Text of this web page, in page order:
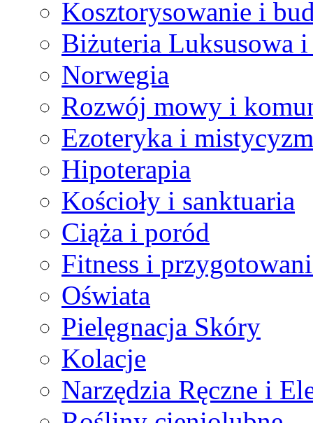
Kosztorysowanie i
Biżuteria Luksusowa
Norwegia
Rozwój mowy i
Ezoteryka i mistycyzm
Hipoterapia
Kościoły i sanktuaria
Ciąża i poród
Fitness i
Oświata
Pielęgnacja Skóry
Kolacje
Narzędzia Ręczne i